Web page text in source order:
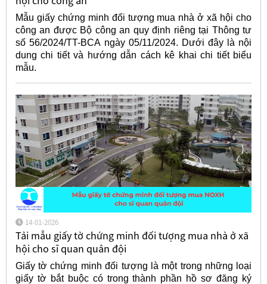
Mẫu giấy chứng minh đối tượng mua nhà ở xã hội cho
công an được Bộ công an quy định riêng tại Thông tư
số 56/2024/TT-BCA ngày 05/11/2024. Dưới đây là nội
dung chi tiết và hướng dẫn cách kê khai chi tiết biểu
mẫu.
14-01-2026
Tải mẫu giấy tờ chứng minh đối tượng mua nhà ở xã
hội cho sĩ quan quân đội
Giấy tờ chứng minh đối tượng là một trong những loại
giấy tờ bắt buộc có trong thành phần hồ sơ đăng ký